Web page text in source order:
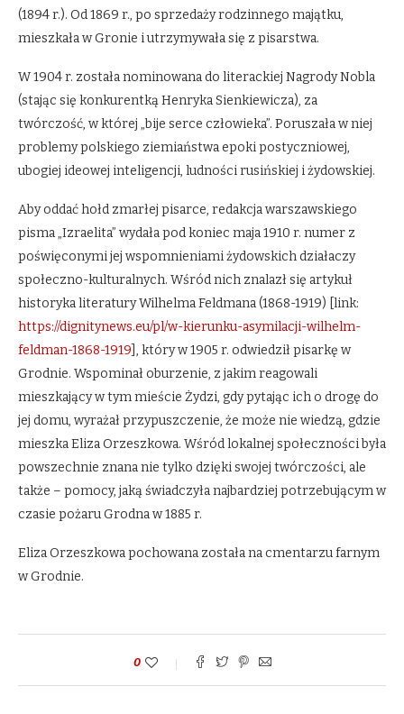
(1894 r.). Od 1869 r., po sprzedaży rodzinnego majątku,
mieszkała w Gronie i utrzymywała się z pisarstwa.
W 1904 r. została nominowana do literackiej Nagrody Nobla
(stając się konkurentką Henryka Sienkiewicza), za
twórczość, w której „bije serce człowieka”. Poruszała w niej
problemy polskiego ziemiaństwa epoki postyczniowej,
ubogiej ideowej inteligencji, ludności rusińskiej i żydowskiej.
Aby oddać hołd zmarłej pisarce, redakcja warszawskiego
pisma „Izraelita” wydała pod koniec maja 1910 r. numer z
poświęconymi jej wspomnieniami żydowskich działaczy
społeczno-kulturalnych. Wśród nich znalazł się artykuł
historyka literatury Wilhelma Feldmana (1868-1919) [link:
https://dignitynews.eu/pl/w-kierunku-asymilacji-wilhelm-
feldman-1868-1919 ], który w 1905 r. odwiedził pisarkę w
Grodnie. Wspominał oburzenie, z jakim reagowali
mieszkający w tym mieście Żydzi, gdy pytając ich o drogę do
jej domu, wyrażał przypuszczenie, że może nie wiedzą, gdzie
mieszka Eliza Orzeszkowa. Wśród lokalnej społeczności była
powszechnie znana nie tylko dzięki swojej twórczości, ale
także – pomocy, jaką świadczyła najbardziej potrzebującym w
czasie pożaru Grodna w 1885 r.
Eliza Orzeszkowa pochowana została na cmentarzu farnym
w Grodnie.
0